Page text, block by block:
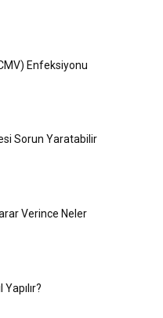
Enfeksiyonu
Sorun Yaratabilir
Verince Neler